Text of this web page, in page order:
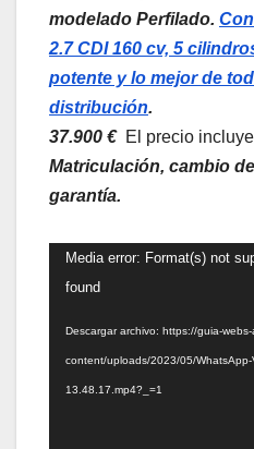
modelado Perfilado.
2.7 CDI 160 cv, 5
potente y lo mejor de
distribución.
37.900 € El precio incluye
Matriculación, cambio
garantía.
Reproductor
de
Media error: Format(s) not
found
Descargar archivo: https://guia-
content/uploads/2023/05/
13.48.17.mp4?_=1